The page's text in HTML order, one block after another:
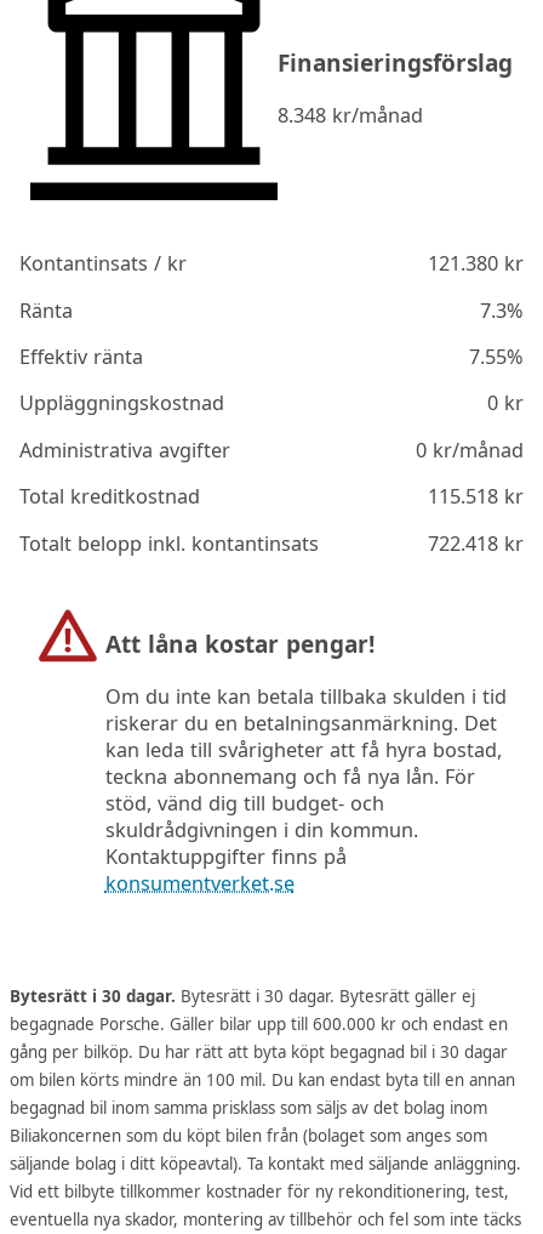
Finansieringsförslag
8.348 kr/månad
Kontantinsats / kr 121.380kr
Ränta
7.3%
Effektiv ränta
7.55%
Uppläggningskostnad
0kr
Administrativa avgifter
0kr/månad
Total kreditkostnad
115.518kr
Totalt belopp inkl. kontantinsats
722.418kr
Att låna kostar pengar!
Om du inte kan betala tillbaka skulden i tid
riskerar du en betalningsanmärkning. Det
kan leda till svårigheter att få hyra bostad,
teckna abonnemang och få nya lån. För
stöd, vänd dig till budget- och
skuldrådgivningen i din kommun.
Kontaktuppgifter finns på
konsumentverket.se
Bytesrätt i 30 dagar. Bytesrätt i 30 dagar. Bytesrätt gäller ej
begagnade Porsche. Gäller bilar upp till 600.000 kr och endast en
gång per bilköp. Du har rätt att byta köpt begagnad bil i 30 dagar
om bilen körts mindre än 100 mil. Du kan endast byta till en annan
begagnad bil inom samma prisklass som säljs av det bolag inom
Biliakoncernen som du köpt bilen från (bolaget som anges som
säljande bolag i ditt köpeavtal). Ta kontakt med säljande anläggning.
Vid ett bilbyte tillkommer kostnader för ny rekonditionering, test,
eventuella nya skador, montering av tillbehör och fel som inte täcks